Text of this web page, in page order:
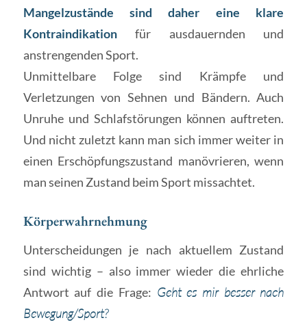
Mangelzustände sind daher eine klare
Kontraindikationfür ausdauernden und
anstrengenden Sport.
Unmittelbare Folge sind Krämpfe und
Verletzungen von Sehnen und Bändern. Auch
Unruhe und Schlafstörungen können auftreten.
Und nicht zuletzt kann man sich immer weiter in
einen Erschöpfungszustand manövrieren, wenn
man seinen Zustand beim Sport missachtet.
Körperwahrnehmung
Unterscheidungen je nach aktuellem Zustand
sind wichtig – also immer wieder die ehrliche
Antwort auf die Frage: Geht es mir besser nach
Bewegung/Sport?